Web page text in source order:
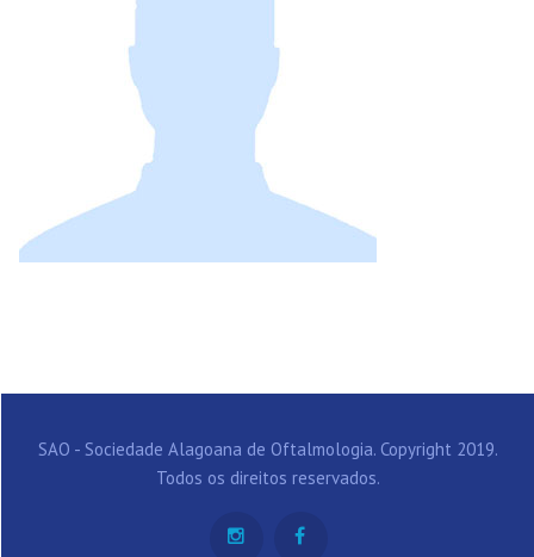
SAO - Sociedade Alagoana de Oftalmologia. Copyright 2019.
Todos os direitos reservados.